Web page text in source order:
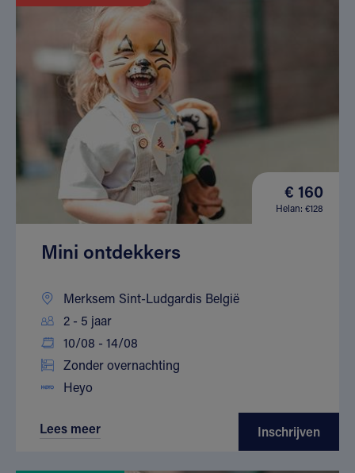
€ 160
Helan: €128
Mini ontdekkers
Merksem Sint-Ludgardis België
2 - 5 jaar
10/08 - 14/08
Zonder overnachting
Heyo
Lees meer Inschrijven